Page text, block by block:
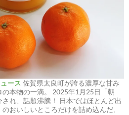
ース 佐賀県太良町が誇る濃厚な甘み
本物の一滴。 2025年1月25日「朝
れ、話題沸騰！ 日本ではほとんど出
おいしいところだけを詰め込んだ、